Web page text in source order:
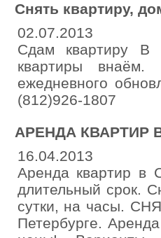
Снять квартиру,
02.07.2013
Сдам квартиру В
квартиры
ежедневного
(812)926-1807
АРЕНДА КВАРТИР
16.04.2013
Аренда квартир в
длительный срок.
сутки, на часы.
Петербурге.